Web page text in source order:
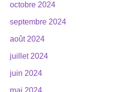
octobre 2024
septembre 2024
août 2024
juillet 2024
juin 2024